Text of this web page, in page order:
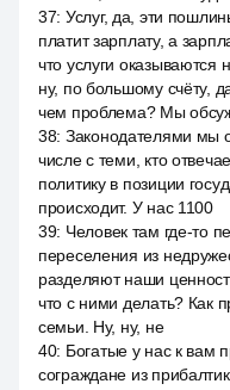
37: Услуг, да, эти
платит зарплату, а
что услуги оказываются
ну, по большому счёту,
чем проблема? Мы
38: Законодателями мы
числе с теми, кто
политику в позиции
происходит. У нас 1100
39: Человек там где-то
переселения из
разделяют наши
что с ними делать? Как
семьи. Ну, ну, не
40: Богатые у нас к вам
сограждане из